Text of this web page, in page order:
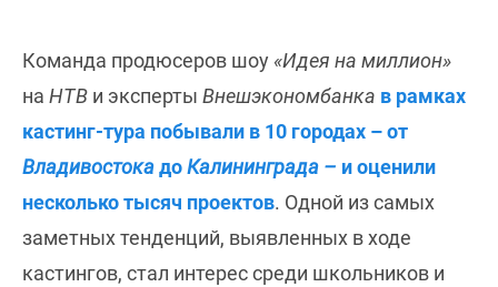
Команда продюсеров шоу «Идея на миллион»
на НТВ и эксперты Внешэкономбанка в рамках
кастинг-тура побывали в 10 городах – от
ВладивостокадоКалининграда – и оценили
несколько тысяч проектов. Одной из самых
заметных тенденций, выявленных в ходе
кастингов, стал интерес среди школьников и